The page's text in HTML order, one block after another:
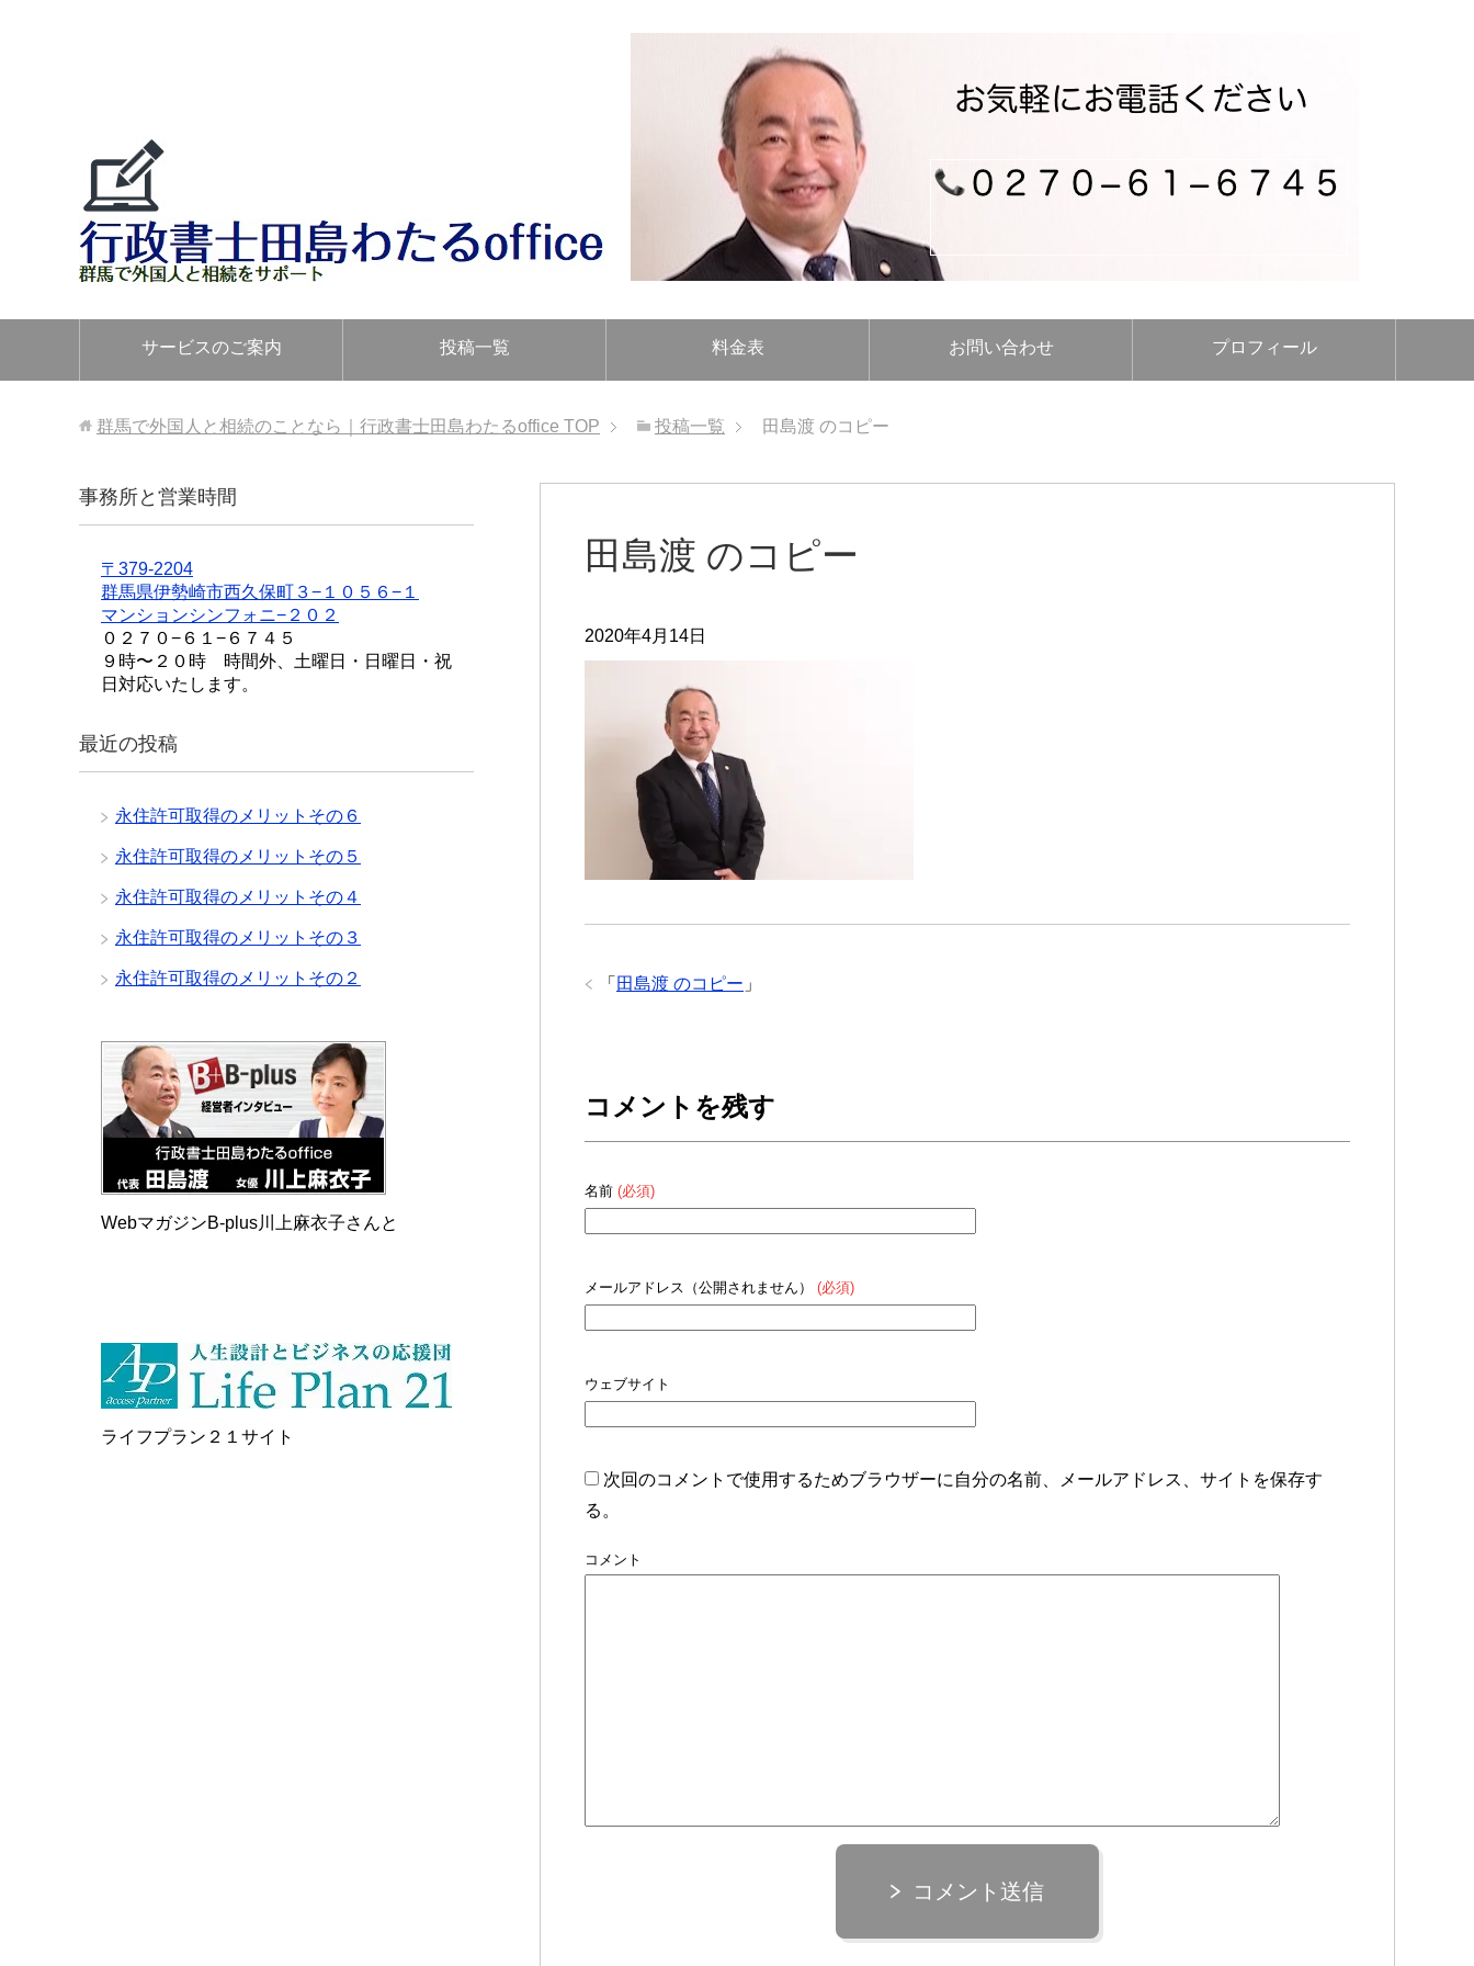
サービスのご案内 投稿一覧 料金表 お問い合わせ プロフィール
群馬で外国人と相続のことなら｜行政書士田島わたるoffice TOP 投稿一覧 田島渡 のコピー
田島渡 のコピー
2020年4月14日
「 田島渡 のコピー 」
コメントを残す
名前 (必須)
メールアドレス（公開されません） (必須)
ウェブサイト
次回のコメントで使用するためブラウザーに自分の名前、メールアドレス、サイトを保存す
る。
コメント
コメント送信
事務所と営業時間
〒379-2204
群馬県伊勢崎市西久保町３−１０５６−１
マンションシンフォニ−２０２
０２７０−６１−６７４５
９時〜２０時 時間外、土曜日・日曜日・祝
日対応いたします。
最近の投稿
永住許可取得のメリットその６
永住許可取得のメリットその５
永住許可取得のメリットその４
永住許可取得のメリットその３
永住許可取得のメリットその２
WebマガジンB-plus川上麻衣子さんと
ライフプラン２１サイト